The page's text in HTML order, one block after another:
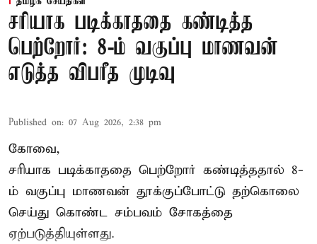
சரியாக படிக்காததை கண்டித்த
பெற்றோர்: 8-ம் வகுப்பு மாணவன்
எடுத்த விபரீத முடிவு
Published on: 07 Aug 2026, 2:38 pm
கோவை,
சரியாக படிக்காததை பெற்றோர் கண்டித்ததால் 8-
ம் வகுப்பு மாணவன் தூக்குப்போட்டு தற்கொலை
செய்து கொண்ட சம்பவம் சோகத்தை
ஏற்படுத்தியுள்ளது.